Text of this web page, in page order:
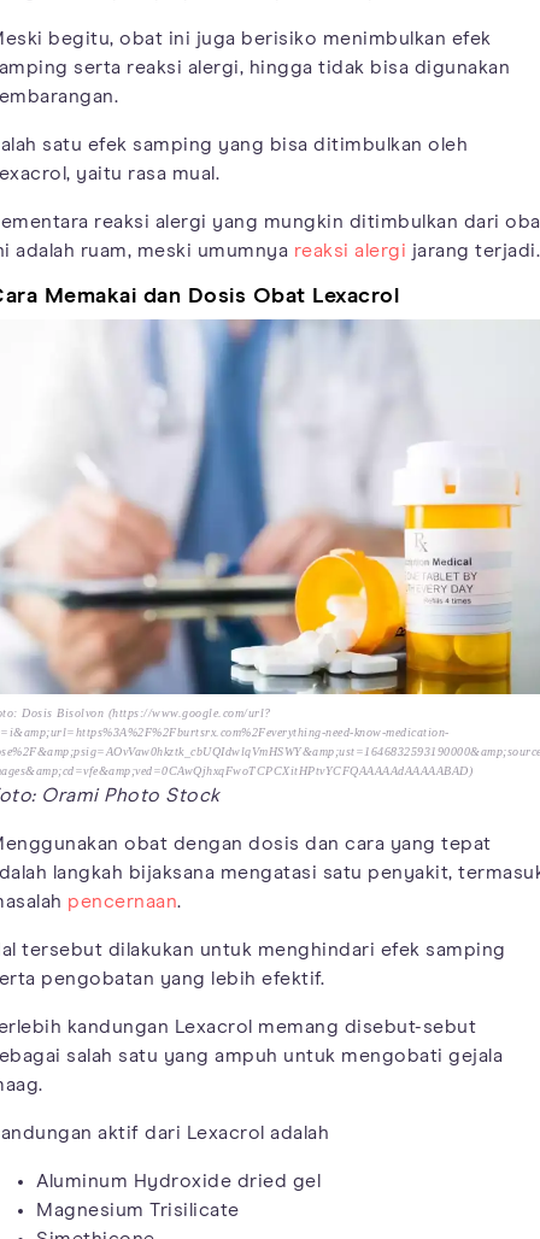
begitu, obat ini juga berisiko menimbulkan efek
serta reaksi alergi, hingga tidak bisa digunakan
satu efek samping yang bisa ditimbulkan oleh
yaitu rasa mual.
reaksi alergi yang mungkin ditimbulkan dari
adalah ruam, meski umumnya reaksi alergi jarang terjadi.
Memakai dan Dosis Obat Lexacrol
Dosis Bisolvon (https://www.google.com/url?
need-know-medication-
Orami Photo Stock
obat dengan dosis dan cara yang tepat
langkah bijaksana mengatasi satu penyakit,
pencernaan.
tersebut dilakukan untuk menghindari efek samping
pengobatan yang lebih efektif.
kandungan Lexacrol memang disebut-sebut
salah satu yang ampuh untuk mengobati gejala
aktif dari Lexacrol adalah
Aluminum Hydroxide dried gel
Magnesium Trisilicate